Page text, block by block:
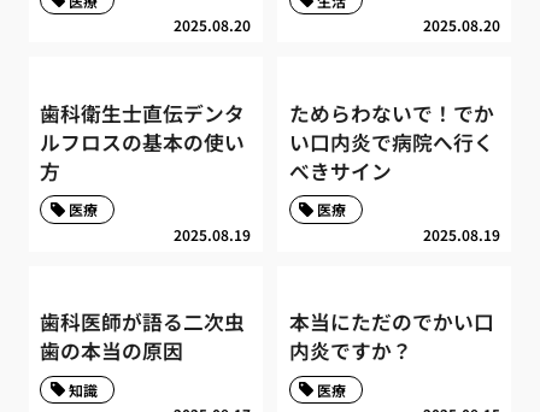
2025.08.20 2025.08.20
歯科衛生士直伝デンタ
ルフロスの基本の使い
方
2025.08.19
医療
ためらわないで！でか
い口内炎で病院へ行く
べきサイン
2025.08.19
医療
歯科医師が語る二次虫
歯の本当の原因
知識
本当にただのでかい口
内炎ですか？
医療